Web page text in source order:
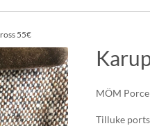
55€
MÖM
Tilluke